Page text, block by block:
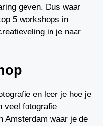
geven. Dus waar
5 workshops in
in je naar
en leer je hoe je
veel fotografie
Amsterdam waar je de